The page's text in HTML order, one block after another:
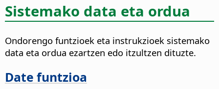
Sistemako data eta ordua
Ondorengo funtzioek eta instrukzioek sistemako
data eta ordua ezartzen edo itzultzen dituzte.
Date funtzioa